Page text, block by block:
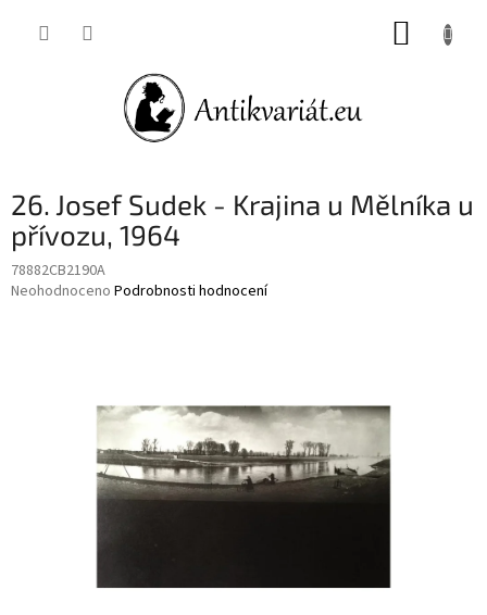
26. Josef Sudek - Krajina u Mělníka u
přívozu, 1964
78882CB2190A
Průměrné
Neohodnoceno Podrobnosti hodnocení